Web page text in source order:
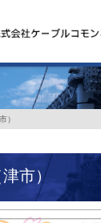
）
市）